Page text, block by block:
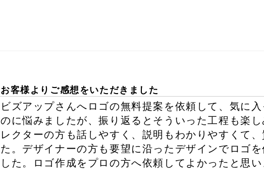
お客様よりご感想をいただきました
ビズアップさんへロゴの無料提案を依頼して、気に
のに悩みましたが、振り返るとそういった工程も楽
レクターの方も話しやすく、説明もわかりやすくて
た。デザイナーの方も要望に沿ったデザインでロゴ
した。ロゴ作成をプロの方へ依頼してよかったと思い